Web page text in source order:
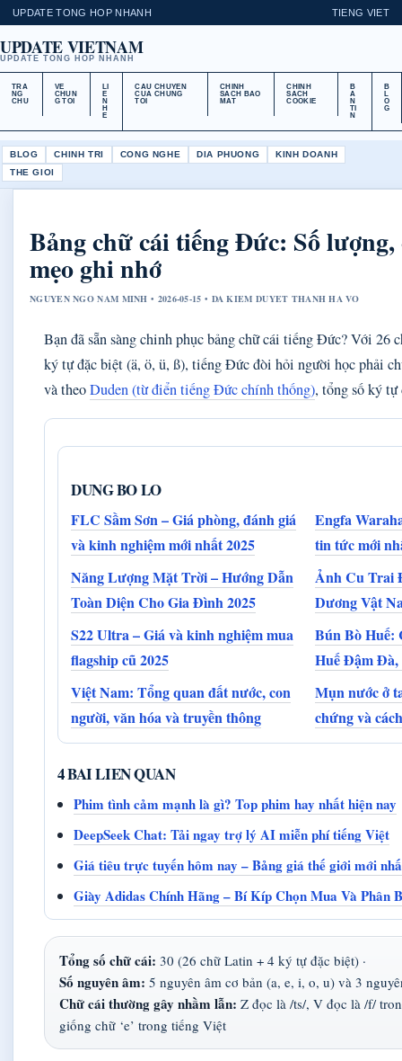
UPDATE TONG HOP NHANH TIENG VIET
UPDATE VIETNAM
UPDATE TONG HOP NHANH
TRA
NG
CHU
VE
CHUN
G TOI
LI
E
N
H
E
CAU CHUYEN
CUA CHUNG
TOI
CHINH
SACH BAO
MAT
CHINH
SACH
COOKIE
B
A
N
TI
N
B
L
O
G
BLOG CHINH TRI CONG NGHE DIA PHUONG
KINH DOANH
THE GIOI
Bảng chữ cái tiếng Đức: Số
mẹo ghi nhớ
NGUYEN NGO NAM MINH • 2026-05-15 • DA KIEM DUYET THANH HA VO
Bạn đã sẵn sàng chinh phục bảng chữ cái tiếng Đức? Với 26
ký tự đặc biệt (ä, ö, ü, ß), tiếng Đức đòi hỏi người học phải
và theoDuden (từ điển tiếng Đức chính thống), tổng số ký
DUNG BO LO
FLC Sầm Sơn – Giá phòng, đánh giá
và kinh nghiệm mới nhất 2025
Engfa
tin tức mới
Năng Lượng Mặt Trời – Hướng Dẫn
Toàn Diện Cho Gia Đình 2025
Ảnh Cu Trai
Dương Vật
S22 Ultra – Giá và kinh nghiệm mua
flagship cũ 2025
Bún Bò Huế:
Huế Đậm Đà,
Việt Nam: Tổng quan đất nước, con
người, văn hóa và truyền thông
Mụn nước ở
chứng và
4 BAI LIEN QUAN
Phim tình cảm mạnh là gì? Top phim hay nhất hiện nay
DeepSeek Chat: Tải ngay trợ lý AI miễn phí tiếng Việt
Giá tiêu trực tuyến hôm nay – Bảng giá thế giới mới
Giày Adidas Chính Hãng – Bí Kíp Chọn Mua Và Phân
Tổng số chữ cái: 30 (26 chữ Latin + 4 ký tự đặc biệt) ·
Số nguyên âm: 5 nguyên âm cơ bản (a, e, i, o, u) và 3
Chữ cái thường gây nhầm lẫn: Z đọc là /ts/, V đọc là /f/
giống chữ ‘e’ trong tiếng Việt